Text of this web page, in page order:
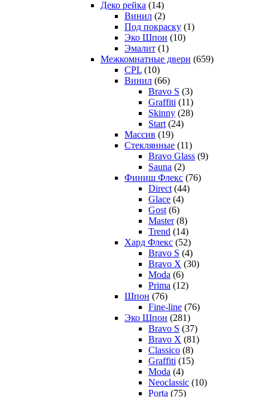
Деко рейка (14)
Винил (2)
Под покраску (1)
Эко Шпон (10)
Эмалит (1)
Межкомнатные двери (659)
CPL (10)
Винил (66)
Bravo S (3)
Graffiti (11)
Skinny (28)
Start (24)
Массив (19)
Стеклянные (11)
Bravo Glass (9)
Sauna (2)
Финиш Флекс (76)
Direct (44)
Glace (4)
Gost (6)
Master (8)
Trend (14)
Хард Флекс (52)
Bravo S (4)
Bravo X (30)
Moda (6)
Prima (12)
Шпон (76)
Fine-line (76)
Эко Шпон (281)
Bravo S (37)
Bravo X (81)
Classico (8)
Graffiti (15)
Moda (4)
Neoclassic (10)
Porta (75)